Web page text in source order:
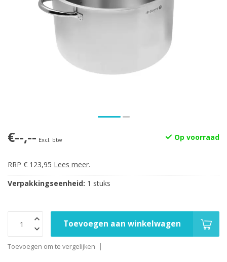
€--,-- Excl. btw Op voorraad
RRP € 123,95 Lees meer.
Verpakkingseenheid: 1 stuks
Toevoegen aan winkelwagen
Toevoegen om te vergelijken